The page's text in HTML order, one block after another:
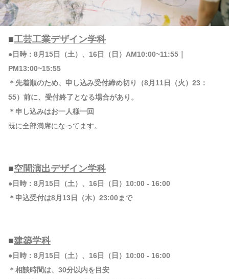
■工芸工業デザイン学科
●日時：8月15日（土）、16日（日）AM10:00~11:55｜
PM13:00~15:55
＊先着順のため、申し込み受付締め切り（8月11日（火）23：
55）前に、受付終了となる場合があり。
＊申し込みはお一人様一回
既に全部満席になってます。
■空間演出デザイン学科
●日時：8月15日（土）、16日（日）10:00 - 16:00
＊申込受付は8月13日（木）23:00まで
■建築学科
●日時：8月15日（土）、16日（日）10:00 - 16:00
＊相談時間は、30分以内を目安